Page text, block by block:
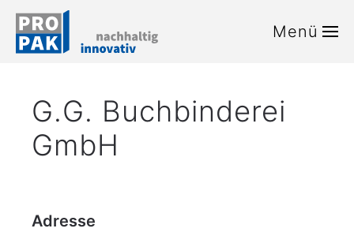
Zum Hauptinhalt springen Menü
G.G. Buchbinderei
GmbH
Adresse